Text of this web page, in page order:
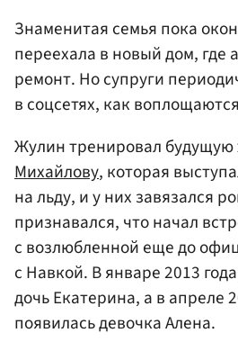
Знаменитая семья пока
переехала в новый дом, где
ремонт. Но супруги
в соцсетях, как
Жулин тренировал
Михайлову, которая
на льду, и у них завязался
признавался, что начал
с возлюбленной еще до
с Навкой. В январе 2013
дочь Екатерина, а в апреле
появилась девочка Алена.